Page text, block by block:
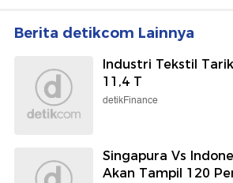
Berita detikcom Lainnya
Industri Tekstil
11,4 T
detikFinance
Singapura Vs
Akan Tampil 120